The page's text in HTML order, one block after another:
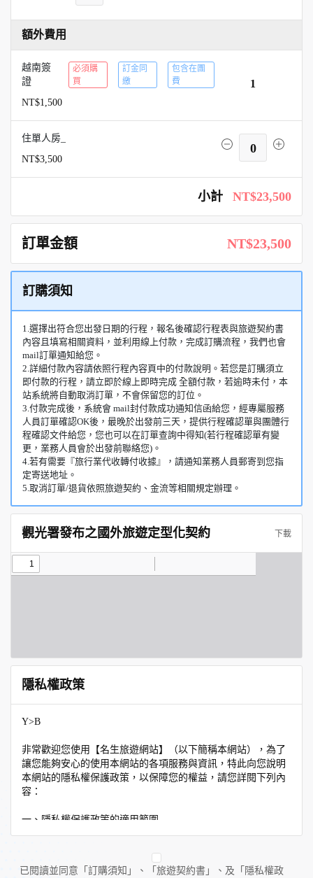
額外費用
越南簽
證
必須購
買
訂金同
繳
包含在團
費
NT$1,500
1
住單人房_
NT$3,500
0
小計 NT$23,500
訂單金額 NT$23,500
訂購須知
1.選擇出符合您出發日期的行程，報名後確認行程表與旅遊契約書
內容且填寫相關資料，並利用線上付款，完成訂購流程，我們也會
mail訂單通知給您。
2.詳細付款內容請依照行程內容頁中的付款說明。若您是訂購須立
即付款的行程，請立即於線上即時完成 全額付款，若逾時未付，本
站系統將自動取消訂單，不會保留您的訂位。
3.付款完成後，系統會 mail封付款成功通知信函給您，經專屬服務
人員訂單確認OK後，最晚於出發前三天，提供行程確認單與團體行
程確認文件給您，您也可以在訂單查詢中得知(若行程確認單有變
更，業務人員會於出發前聯絡您)。
4.若有需要『旅行業代收轉付收據』，請通知業務人員郵寄到您指
定寄送地址。
5.取消訂單/退貨依照旅遊契約、金流等相關規定辦理。
觀光署發布之國外旅遊定型化契約 下載
隱私權政策
Y>B
非常歡迎您使用【名生旅遊網站】（以下簡稱本網站），為了
讓您能夠安心的使用本網站的各項服務與資訊，特此向您說明
本網站的隱私權保護政策，以保障您的權益，請您詳閱下列內
容：
一、隱私權保護政策的適用範圍
隱私權保護政策內容，包括本網站如何處理在您使用網站服務
外的相關連結網站，也不適用於非本網站所委託或參與管理的
人員。
已閱讀並同意「訂購須知」、「旅遊契約書」、及「隱私權政